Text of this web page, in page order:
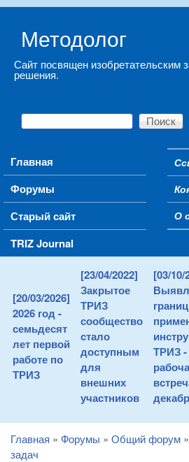
Методолог
Сайт посвящен изобретательским
решения.
Форма поиска
Поиск
Main menu
Главная
Форумы
Старый сайт
TRIZ Journal
О
[20/03/2026]
2026 год -
семьдесят
лет первой
работе по
ТРИЗ
[23/04/2022]
Закрытое
ТРИЗ
сообщество
стало
доступным
для
внешних
участников
[03/10/
границ
ТРИЗ -
You are here
Главная » Форумы » Общий форум »
задач